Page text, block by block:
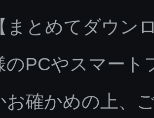
まとめてダウン
PCやスマート
お確かめの上、